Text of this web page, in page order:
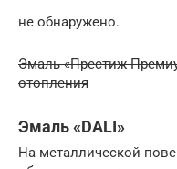
не обнаружено.
Эмаль «Престиж
отопления
Эмаль «DALI»
На металлической